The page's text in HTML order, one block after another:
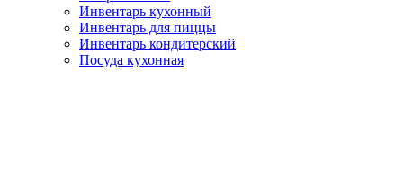
Инвентарь кухонный
Инвентарь для пиццы
Инвентарь кондитерский
Посуда кухонная